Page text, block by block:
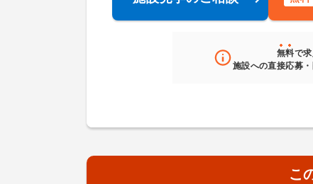
無料で
施設への直接応募
こ